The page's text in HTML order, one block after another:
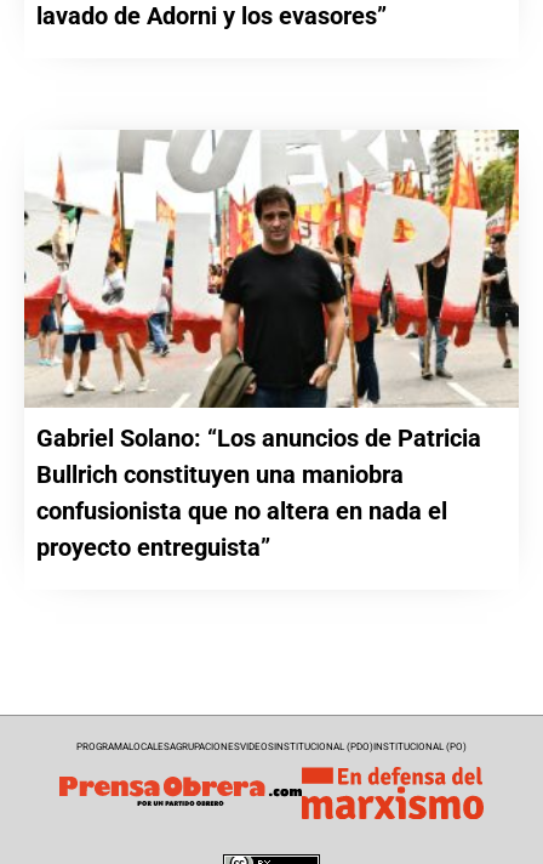
lavado de Adorni y los evasores”
Gabriel Solano: “Los anuncios de Patricia
Bullrich constituyen una maniobra
confusionista que no altera en nada el
proyecto entreguista”
PROGRAMALOCALESAGRUPACIONESVIDEOSINSTITUCIONAL (PDO)INSTITUCIONAL (PO)